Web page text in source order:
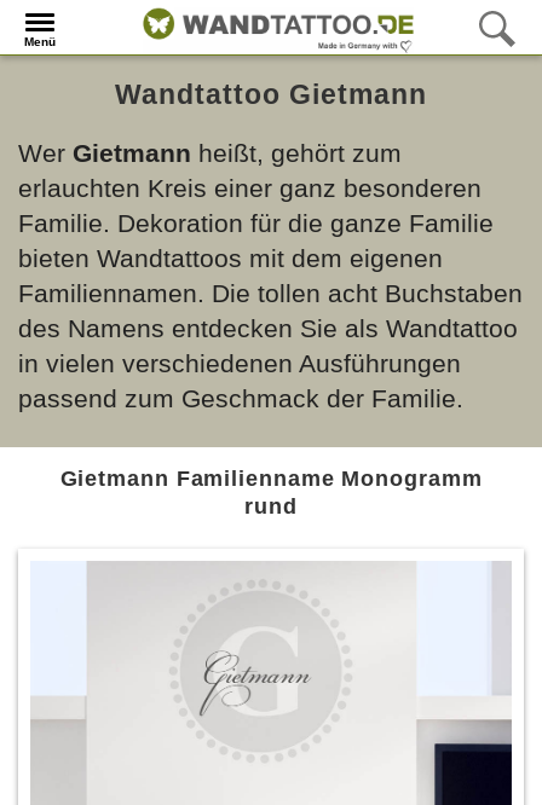
Menü
Wandtattoo Gietmann
Wer Gietmann heißt, gehört zum
erlauchten Kreis einer ganz besonderen
Familie. Dekoration für die ganze Familie
bieten Wandtattoos mit dem eigenen
Familiennamen. Die tollen acht Buchstaben
des Namens entdecken Sie als Wandtattoo
in vielen verschiedenen Ausführungen
passend zum Geschmack der Familie.
Gietmann Familienname Monogramm
rund